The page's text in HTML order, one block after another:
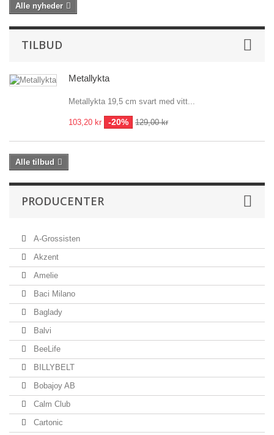
Alle nyheder
TILBUD
Metallykta
Metallykta 19,5 cm svart med vitt...
103,20 kr -20% 129,00 kr
Alle tilbud
PRODUCENTER
A-Grossisten
Akzent
Amelie
Baci Milano
Baglady
Balvi
BeeLife
BILLYBELT
Bobajoy AB
Calm Club
Cartonic